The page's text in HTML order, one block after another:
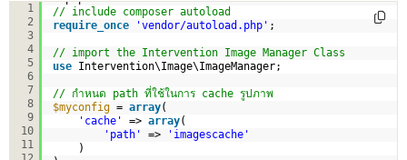
1
2
3
4
5
6
7
8
9
10
11
// include composer autoload
require_once
'vendor/autoload.php' ;
// import the Intervention Image Manager Class
use Intervention\Image\ImageManager;
// กำหนด path ที่ใช้ในการ cache รูปภาพ
$myconfig = array(
'cache'
=> array(
'path'
=>
'imagescache'
)